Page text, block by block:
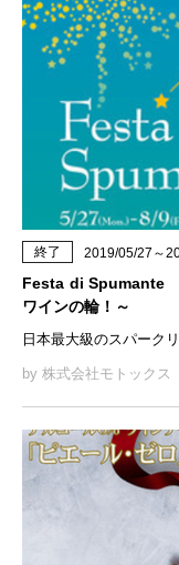
終了 2019/05/27～
Festa di Spumante
ワインの輪！～
日本最大級のスパーク
by 株式会社モトックス